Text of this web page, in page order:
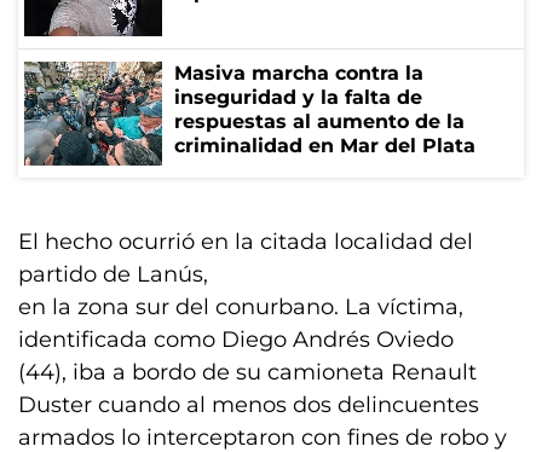
Masiva marcha contra la
inseguridad y la falta de
respuestas al aumento de la
criminalidad en Mar del Plata
El hecho ocurrió en la citada localidad del
partido de Lanús,
en la zona sur del conurbano. La víctima,
identificada como Diego Andrés Oviedo
(44), iba a bordo de su camioneta Renault
Duster cuando al menos dos delincuentes
armados lo interceptaron con fines de robo y